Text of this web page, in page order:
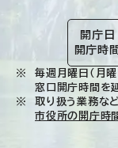
開庁日
開庁時間
毎週月曜日（月
窓口開庁時間を
取り扱う業務など
市役所の開庁時